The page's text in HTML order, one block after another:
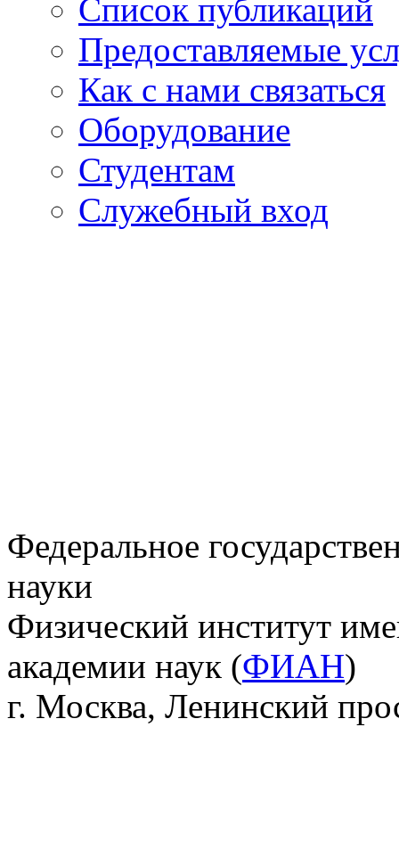
Список публикаций
Предоставляемые
Как с нами связаться
Оборудование
Студентам
Служебный вход
Федеральное
науки
Физический институт
академии наук (ФИАН)
г. Москва, Ленинский